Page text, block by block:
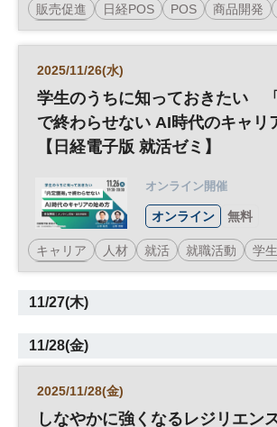
販売促進 日経POS POS 商品開発
参加無料
2025/11/26(水)
オンライン開催
オンライン 無料
学生のうちに知っておきたい 「
で終わらせない AI時代のキャリ
【日経電子版 就活ゼミ】
キャリア 人材 就活 就職活動
学
参加無料
11/27(木)
11/28(金)
2025/11/28(金)
しなやかに強くなるレジリエン